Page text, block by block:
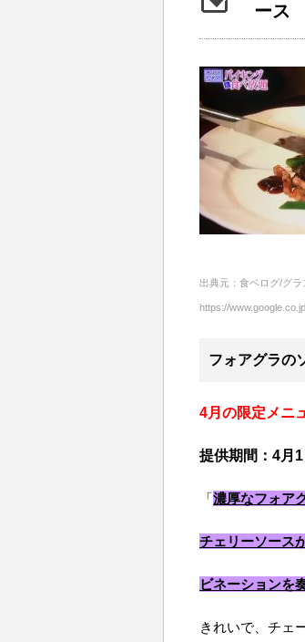
ース
出典元：食ベログ/グ
https://
フォアグラの
4月の限定メニ
提供期間：4月
「濃厚なフォア
チェリーソース
ビネーションを
きれいで、チェ